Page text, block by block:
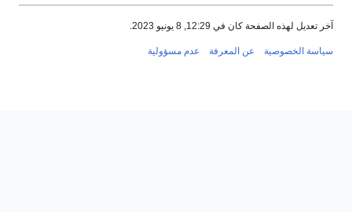
آخر تعديل لهذه الصفحة كان في 12:29, 8 يونيو 2023.
سياسة الخصوصية عن المعرفة عدم مسؤولية